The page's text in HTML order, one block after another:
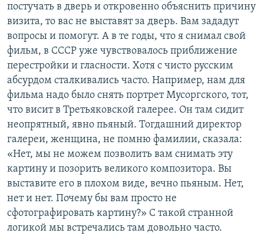
постучать в дверь и откровенно объяснить причину
визита, то вас не выставят за дверь. Вам зададут
вопросы и помогут. А в те годы, что я снимал свой
фильм, в СССР уже чувствовалось приближение
перестройки и гласности. Хотя с чисто русским
абсурдом сталкивались часто. Например, нам для
фильма надо было снять портрет Мусоргского, тот,
что висит в Третьяковской галерее. Он там сидит
неопрятный, явно пьяный. Тогдашний директор
галереи, женщина, не помню фамилии, сказала:
«Нет, мы не можем позволить вам снимать эту
картину и позорить великого композитора. Вы
выставите его в плохом виде, вечно пьяным. Нет,
нет и нет. Почему бы вам просто не
сфотографировать картину?» С такой странной
логикой мы встречались там довольно часто.